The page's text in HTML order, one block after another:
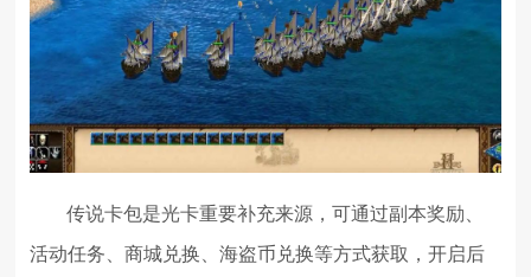
传说卡包是光卡重要补充来源，可通过副本奖励、
活动任务、商城兑换、海盗币兑换等方式获取，开启后